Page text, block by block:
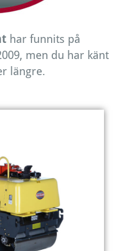
har funnits på
men du har känt
längre.